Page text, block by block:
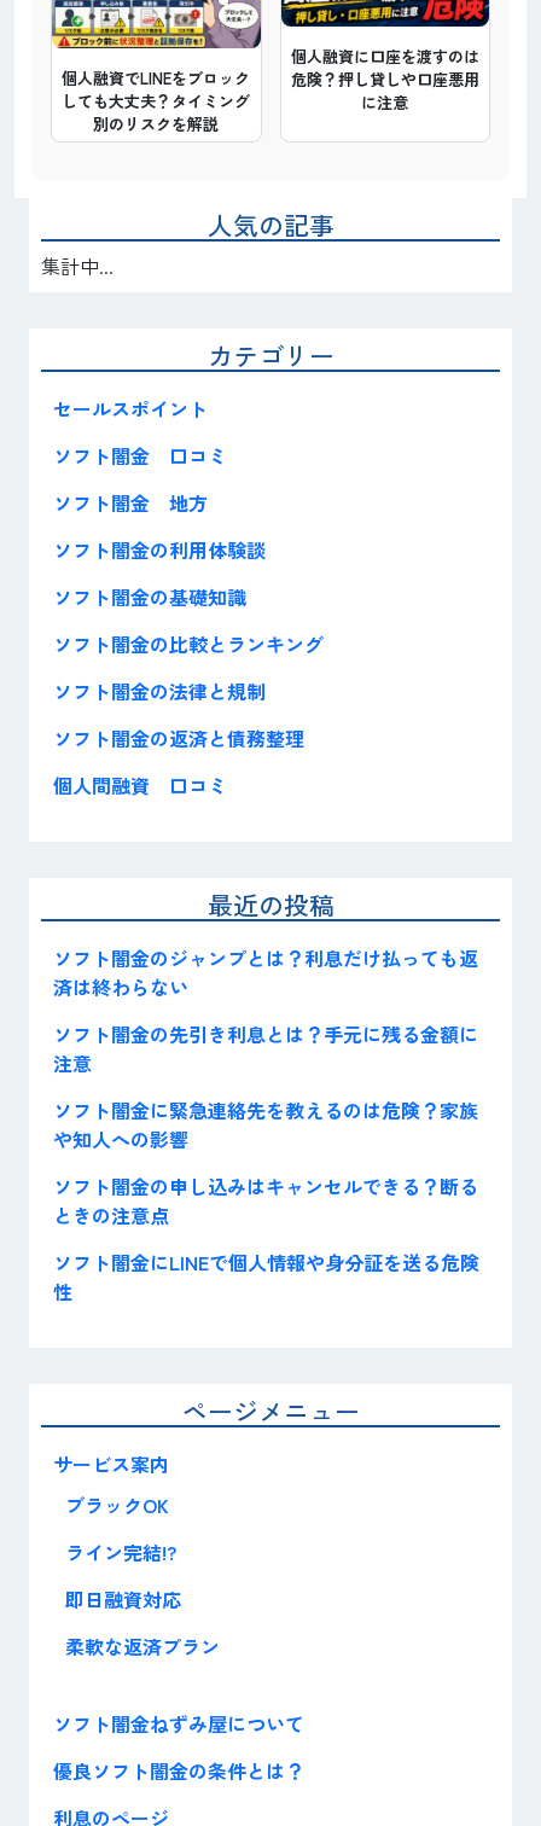
個人融資でLINEをブロック
しても大丈夫？タイミング
別のリスクを解説
個人融資に口座を渡すのは
危険？押し貸しや口座悪用
に注意
人気の記事
集計中...
カテゴリー
セールスポイント
ソフト闇金 口コミ
ソフト闇金 地方
ソフト闇金の利用体験談
ソフト闇金の基礎知識
ソフト闇金の比較とランキング
ソフト闇金の法律と規制
ソフト闇金の返済と債務整理
個人間融資 口コミ
最近の投稿
ソフト闇金のジャンプとは？利息だけ払っても返
済は終わらない
ソフト闇金の先引き利息とは？手元に残る金額に
注意
ソフト闇金に緊急連絡先を教えるのは危険？家族
や知人への影響
ソフト闇金の申し込みはキャンセルできる？断る
ときの注意点
ソフト闇金にLINEで個人情報や身分証を送る危険
性
ページメニュー
サービス案内
ブラックOK
ライン完結!?
即日融資対応
柔軟な返済プラン
ソフト闇金ねずみ屋について
優良ソフト闇金の条件とは？
利息のページ